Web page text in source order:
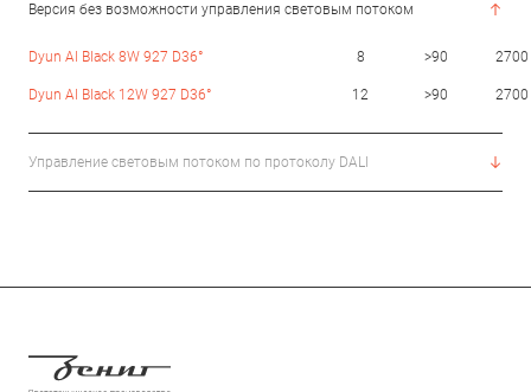
Версия без возможности управления световым потоком
Dyun Al Black 8W 927 D36° 8 >90 2700
Dyun Al Black 12W 927 D36° 12 >90 2700
Управление световым потоком по протоколу DALI